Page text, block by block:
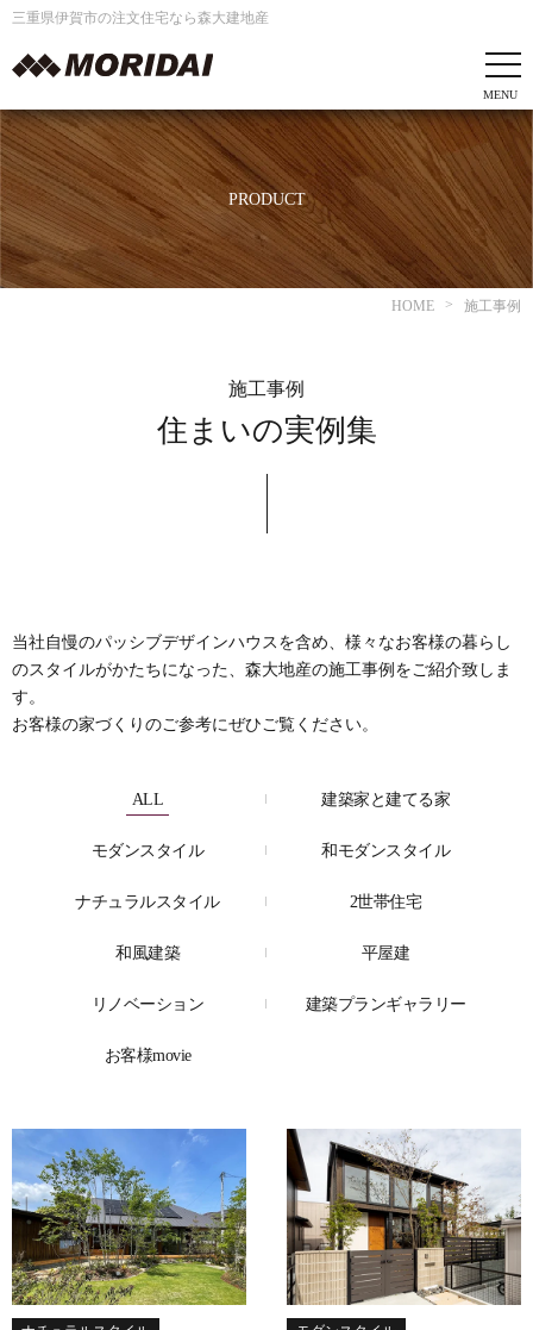
三重県伊賀市の注文住宅なら森大建地産
PRODUCT
HOME 施工事例
施工事例
住まいの実例集
当社自慢のパッシブデザインハウスを含め、様々なお客様の暮らし
のスタイルがかたちになった、森大地産の施工事例をご紹介致しま
す。
お客様の家づくりのご参考にぜひご覧ください。
ALL 建築家と建てる家
モダンスタイル 和モダンスタイル
ナチュラルスタイル 2世帯住宅
和風建築 平屋建
リノベーション 建築プランギャラリー
お客様movie